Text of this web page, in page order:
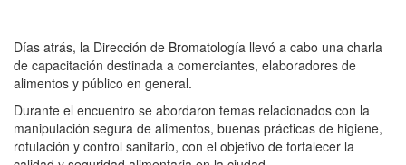
Días atrás, la Dirección de Bromatología llevó a cabo una charla
de capacitación destinada a comerciantes, elaboradores de
alimentos y público en general.
Durante el encuentro se abordaron temas relacionados con la
manipulación segura de alimentos, buenas prácticas de higiene,
rotulación y control sanitario, con el objetivo de fortalecer la